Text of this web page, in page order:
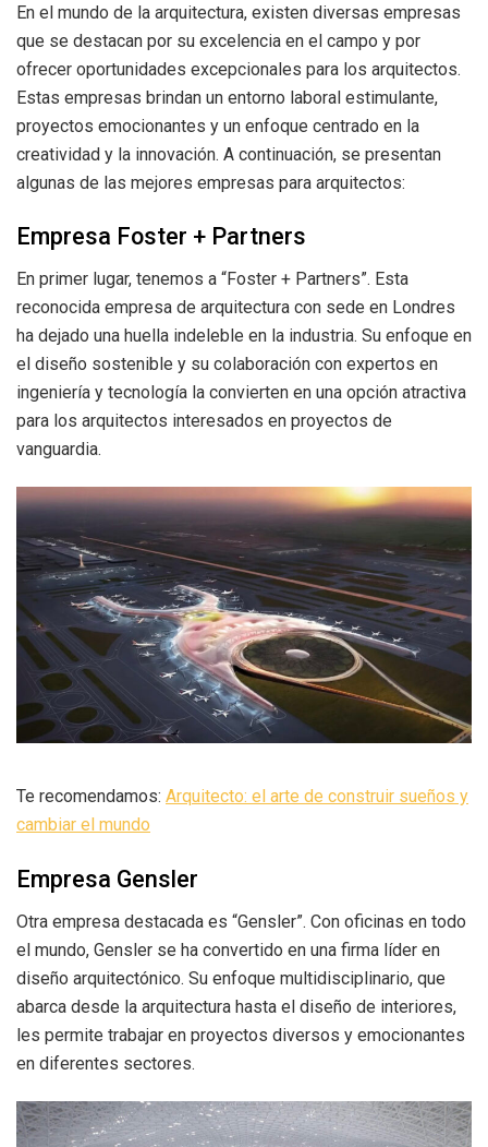
En el mundo de la arquitectura, existen diversas empresas
que se destacan por su excelencia en el campo y por
ofrecer oportunidades excepcionales para los arquitectos.
Estas empresas brindan un entorno laboral estimulante,
proyectos emocionantes y un enfoque centrado en la
creatividad y la innovación. A continuación, se presentan
algunas de las mejores empresas para arquitectos:
Empresa Foster + Partners
En primer lugar, tenemos a “Foster + Partners”. Esta
reconocida empresa de arquitectura con sede en Londres
ha dejado una huella indeleble en la industria. Su enfoque en
el diseño sostenible y su colaboración con expertos en
ingeniería y tecnología la convierten en una opción atractiva
para los arquitectos interesados en proyectos de
vanguardia.
Te recomendamos: Arquitecto: el arte de construir sueños y
cambiar el mundo
Empresa Gensler
Otra empresa destacada es “Gensler”. Con oficinas en todo
el mundo, Gensler se ha convertido en una firma líder en
diseño arquitectónico. Su enfoque multidisciplinario, que
abarca desde la arquitectura hasta el diseño de interiores,
les permite trabajar en proyectos diversos y emocionantes
en diferentes sectores.